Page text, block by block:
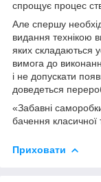
спрощує процес
Але спершу
видання технікою
яких складаються
вимога до
і не допускати
доведеться
«Забавні
бачення класичної
Приховати